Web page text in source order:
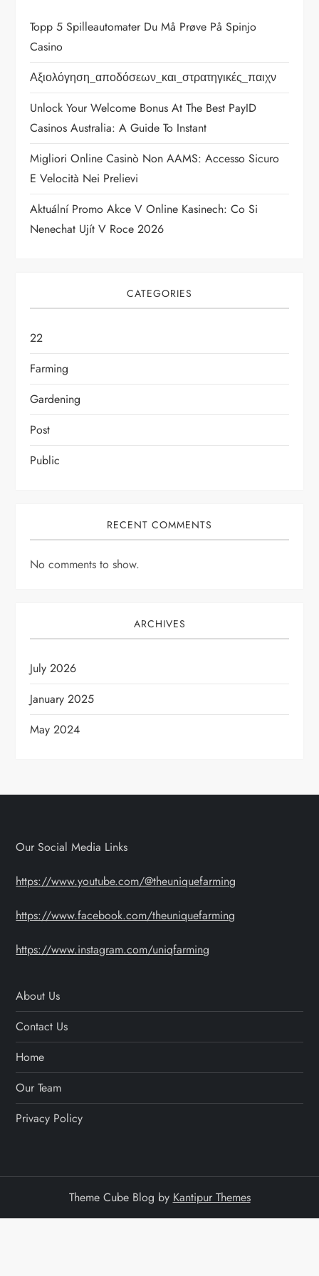
Topp 5 Spilleautomater Du Må Prøve På Spinjo
Casino
Αξιολόγηση_αποδόσεων_και_στρατηγικές_παιχν
Unlock Your Welcome Bonus At The Best PayID
Casinos Australia: A Guide To Instant
Migliori Online Casinò Non AAMS: Accesso Sicuro
E Velocità Nei Prelievi
Aktuální Promo Akce V Online Kasinech: Co Si
Nenechat Ujít V Roce 2026
CATEGORIES
22
Farming
Gardening
Post
Public
RECENT COMMENTS
No comments to show.
ARCHIVES
July 2026
January 2025
May 2024
Our Social Media Links
https://www.youtube.com/@theuniquefarming
https://www.facebook.com/theuniquefarming
https://www.instagram.com/uniqfarming
About Us
Contact Us
Home
Our Team
Privacy Policy
Theme Cube Blog by Kantipur Themes